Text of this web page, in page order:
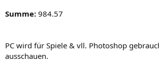
Summe: 984.57
PC wird für Spiele & vll. Photoshop
ausschauen.